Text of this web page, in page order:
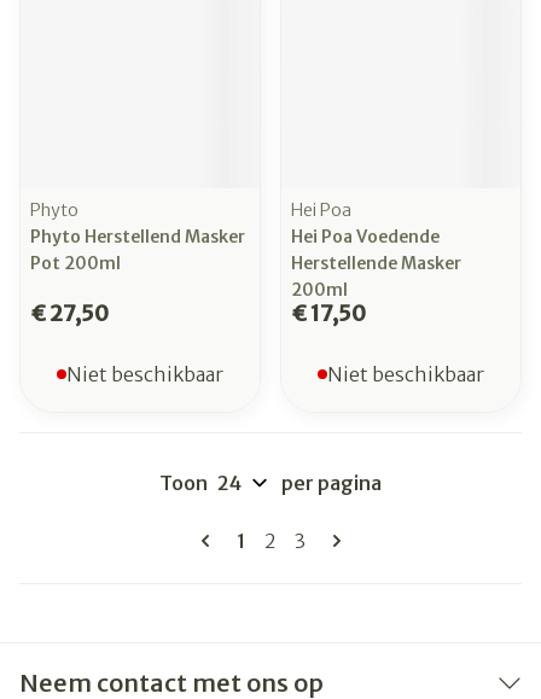
Phyto
Phyto Herstellend Masker
Pot 200ml
€ 27,50
Niet beschikbaar
Hei Poa
Hei Poa Voedende
Herstellende Masker
200ml
€ 17,50
Niet beschikbaar
Pagina's
U lees momenteel pagina
1 Pagina
2 Pagina
3
Toon per pagina
Neem contact met ons op